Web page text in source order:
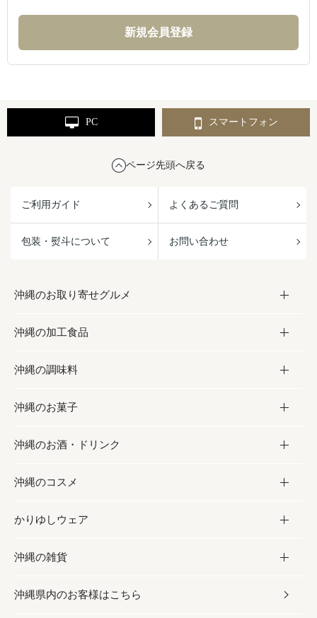
PC スマートフォン
ページ先頭へ戻る
ご利用ガイド よくあるご質問
包装・熨斗について お問い合わせ
沖縄のお取り寄せグルメ
お取り寄せグルメ
フルーツ・野菜
お肉
海産物
沖縄の加工食品
加工食品
缶詰／パウチ
沖縄料理
沖縄そば／乾麺
レトルト食品
乾物／粉類
沖縄の調味料
調味料
砂糖／黒砂糖
塩
お酢／ドレッシング
しょうゆ
みそ
沖縄のお菓子
お菓子
黒糖
ちんすこう
伝統菓子
スナック
沖縄のお酒・ドリンク
お酒・ドリンク
泡盛
ビール・チューハイ
ワイン・ウィスキー・カクテル
沖縄のコスメ
コスメ
スキンケア
ボディケア
かりゆしウェア
かりゆしウェア
メンズ
沖縄の雑貨
雑貨
沖縄県内のお客様はこちら